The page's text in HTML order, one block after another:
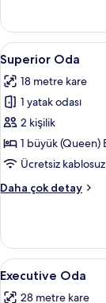
fazla
detay
Superior
Oda
için
tüm
fotoğrafları
görün
8
Superior Oda
18 metre kare
1 yatak odası
2 kişilik
1 büyük (Queen)
Ücretsiz
Daha çok detay
Superior
fazla
detay
Executive
Oda
11
Executive Oda
28 metre kare